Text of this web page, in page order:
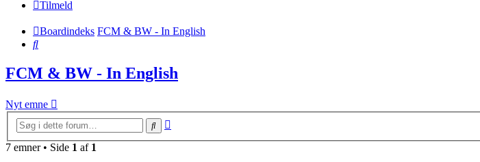
Tilmeld
Boardindeks FCM & BW - In English
Søg
FCM & BW - In English
Nyt emne
Søg
7 emner • Side 1 af 1